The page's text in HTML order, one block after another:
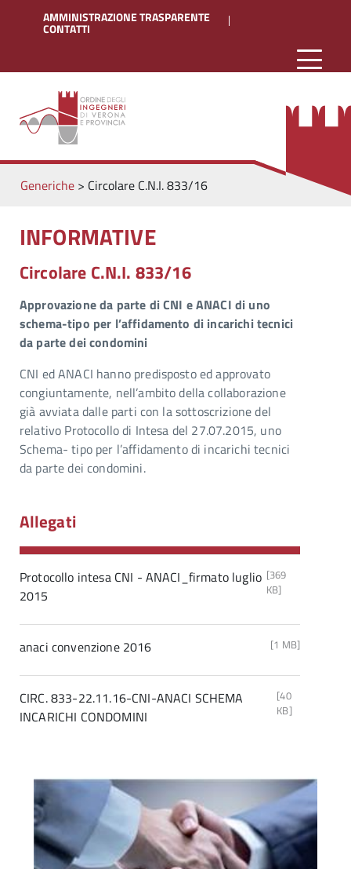
AMMINISTRAZIONE TRASPARENTE
CONTATTI
Generiche> Circolare C.N.I. 833/16
INFORMATIVE
Circolare C.N.I. 833/16
Approvazione da parte di CNI e ANACI di uno
schema-tipo per l’affidamento di incarichi tecnici
da parte dei condomini
CNI ed ANACI hanno predisposto ed approvato
congiuntamente, nell’ambito della collaborazione
già avviata dalle parti con la sottoscrizione del
relativo Protocollo di Intesa del 27.07.2015, uno
Schema- tipo per l’affidamento di incarichi tecnici
da parte dei condomini.
Allegati
Protocollo intesa CNI - ANACI_firmato luglio
2015
[369
KB]
anaci convenzione 2016 [1 MB]
CIRC. 833-22.11.16-CNI-ANACI SCHEMA
INCARICHI CONDOMINI
[40
KB]